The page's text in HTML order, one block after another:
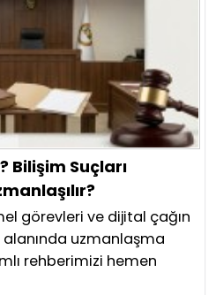
Bilişim Suçları
görevleri ve dijital çağın
uzmanlaşma
rehberimizi hemen